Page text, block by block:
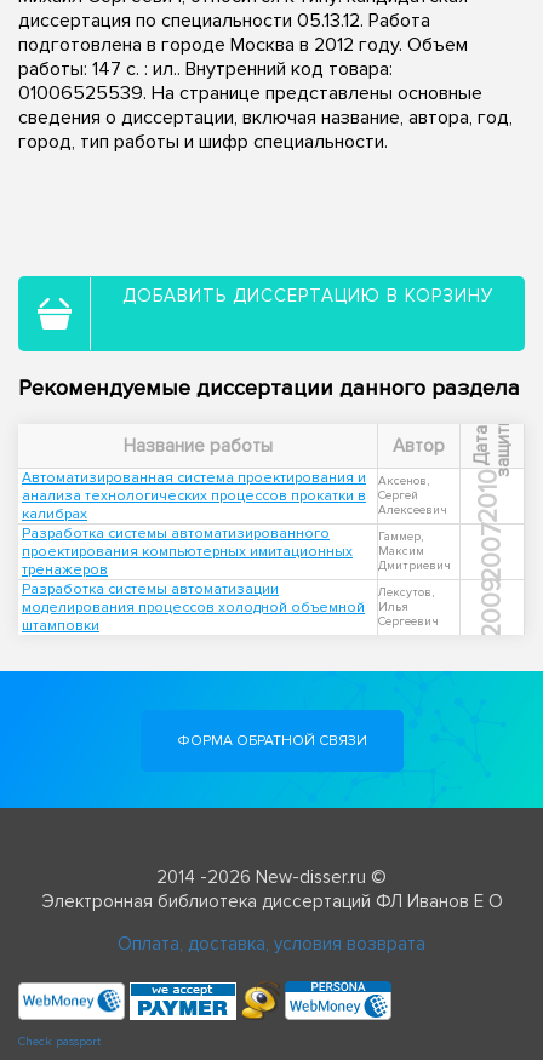
диссертация по специальности 05.13.12. Работа
подготовлена в городе Москва в 2012 году. Объем
работы: 147 с. : ил.. Внутренний код товара:
01006525539. На странице представлены основные
сведения о диссертации, включая название, автора, год,
город, тип работы и шифр специальности.
ДОБАВИТЬ ДИССЕРТАЦИЮ В КОРЗИНУ
Рекомендуемые диссертации данного раздела
Название работы Автор Д
а
т
а
з
а
щ
и
т ы
Автоматизированная система проектирования и
анализа технологических процессов прокатки в
калибрах
Аксенов,
Сергей
Алексеевич
2010
Разработка системы автоматизированного
проектирования компьютерных имитационных
тренажеров
Гаммер,
Максим
Дмитриевич
2007
Разработка системы автоматизации
моделирования процессов холодной объемной
штамповки
Лексутов,
Илья
Сергеевич
2009
ФОРМА ОБРАТНОЙ СВЯЗИ
2014 -2026 New-disser.ru ©
Электронная библиотека диссертаций ФЛ Иванов Е О
Оплата, доставка, условия возврата
Check passport